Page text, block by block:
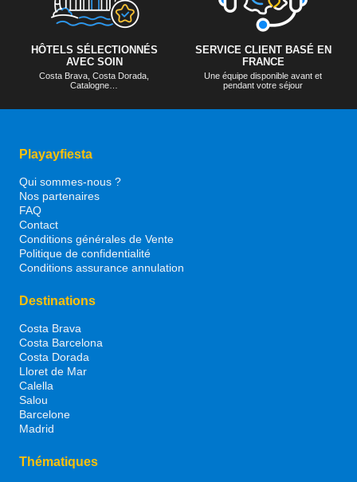
HÔTELS SÉLECTIONNÉS
AVEC SOIN
Costa Brava, Costa Dorada,
Catalogne…
SERVICE CLIENT BASÉ EN
FRANCE
Une équipe disponible avant et
pendant votre séjour
Playayfiesta
Qui sommes-nous ?
Nos partenaires
FAQ
Contact
Conditions générales de Vente
Politique de confidentialité
Conditions assurance annulation
Destinations
Costa Brava
Costa Barcelona
Costa Dorada
Lloret de Mar
Calella
Salou
Barcelone
Madrid
Thématiques